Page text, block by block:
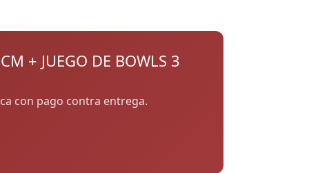
+ JUEGO DE BOWLS 3
con pago contra entrega.